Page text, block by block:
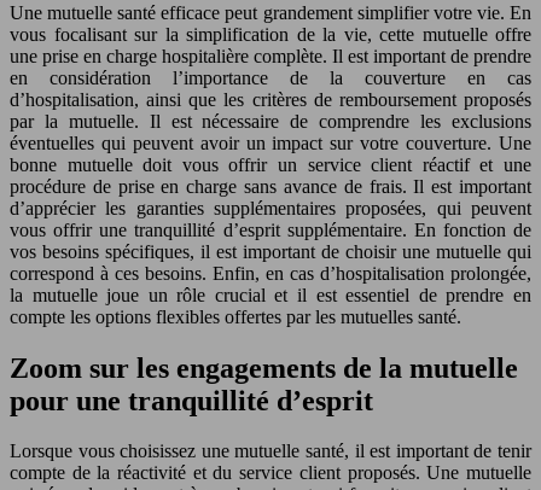
Une mutuelle santé efficace peut grandement simplifier votre vie. En
vous focalisant sur la simplification de la vie, cette mutuelle offre
une prise en charge hospitalière complète. Il est important de prendre
en considération l’importance de la couverture en cas
d’hospitalisation, ainsi que les critères de remboursement proposés
par la mutuelle. Il est nécessaire de comprendre les exclusions
éventuelles qui peuvent avoir un impact sur votre couverture. Une
bonne mutuelle doit vous offrir un service client réactif et une
procédure de prise en charge sans avance de frais. Il est important
d’apprécier les garanties supplémentaires proposées, qui peuvent
vous offrir une tranquillité d’esprit supplémentaire. En fonction de
vos besoins spécifiques, il est important de choisir une mutuelle qui
correspond à ces besoins. Enfin, en cas d’hospitalisation prolongée,
la mutuelle joue un rôle crucial et il est essentiel de prendre en
compte les options flexibles offertes par les mutuelles santé.
Zoom sur les engagements de la mutuelle
pour une tranquillité d’esprit
Lorsque vous choisissez une mutuelle santé, il est important de tenir
compte de la réactivité et du service client proposés. Une mutuelle